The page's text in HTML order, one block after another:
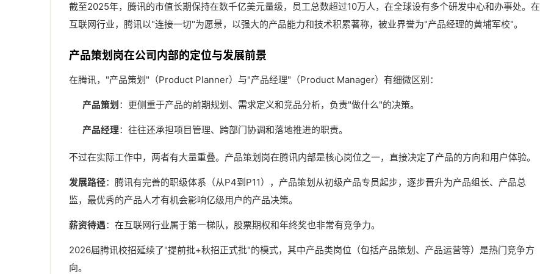
截至2025年，腾讯的市值长期保持在数千亿美元量级，员工总数超过10万人，在全球设有多个研发中心和办事处。在
互联网行业，腾讯以"连接一切"为愿景，以强大的产品能力和技术积累著称，被业界誉为"产品经理的黄埔军校"。
产品策划岗在公司内部的定位与发展前景
在腾讯，"产品策划"（Product Planner）与"产品经理"（Product Manager）有细微区别：
产品策划：更侧重于产品的前期规划、需求定义和竞品分析，负责"做什么"的决策。
产品经理：往往还承担项目管理、跨部门协调和落地推进的职责。
不过在实际工作中，两者有大量重叠。产品策划岗在腾讯内部是核心岗位之一，直接决定了产品的方向和用户体验。
发展路径：腾讯有完善的职级体系（从P4到P11），产品策划从初级产品专员起步，逐步晋升为产品组长、产品总
监，最优秀的产品人才有机会影响亿级用户的产品决策。
薪资待遇：在互联网行业属于第一梯队，股票期权和年终奖也非常有竞争力。
2026届腾讯校招延续了"提前批+秋招正式批"的模式，其中产品类岗位（包括产品策划、产品运营等）是热门竞争方
向。